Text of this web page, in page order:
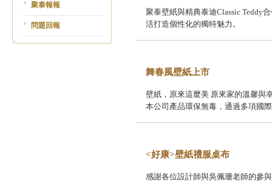
聚泰報報
問題回報
聚泰壁紙與精典泰迪Classic Teddy
活打造個性化的獨特魅力。
舞春風壁紙上市
壁紙，原來這麼美 原來家的溫馨
本公司產品環保無毒，通過多項國
<好康>壁紙禮服桌布
感謝各位設計師與吳佩珊老師的參